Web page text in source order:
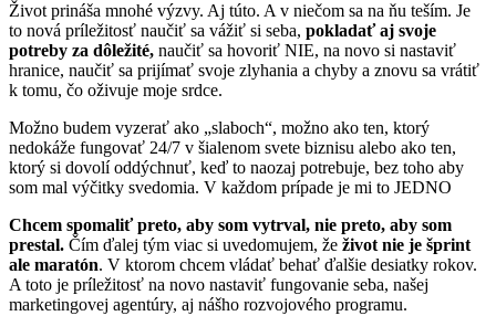
Život prináša mnohé výzvy. Aj túto. A v niečom sa na ňu teším. Je
to nová príležitosť naučiť sa vážiť si seba, pokladať aj svoje
potreby za dôležité, naučiť sa hovoriť NIE, na novo si nastaviť
hranice, naučiť sa prijímať svoje zlyhania a chyby a znovu sa vrátiť
k tomu, čo oživuje moje srdce.
Možno budem vyzerať ako „slaboch“, možno ako ten, ktorý
nedokáže fungovať 24/7 v šialenom svete biznisu alebo ako ten,
ktorý si dovolí oddýchnuť, keď to naozaj potrebuje, bez toho aby
som mal výčitky svedomia. V každom prípade je mi to JEDNO
Chcem spomaliť preto, aby som vytrval, nie preto, aby som
prestal. Čím ďalej tým viac si uvedomujem, že život nie je šprint
ale maratón. V ktorom chcem vládať behať ďalšie desiatky rokov.
A toto je príležitosť na novo nastaviť fungovanie seba, našej
marketingovej agentúry, aj nášho rozvojového programu.